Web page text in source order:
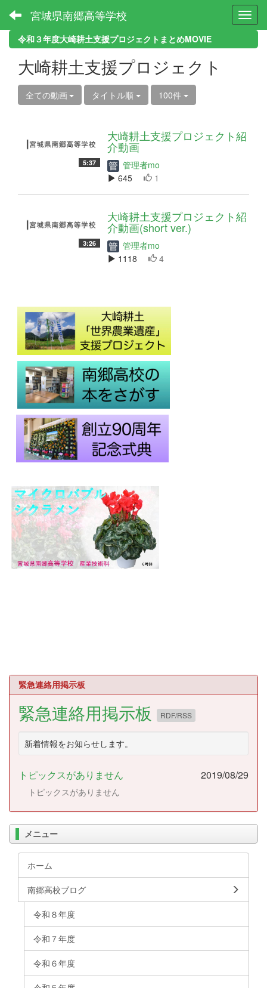
宮城県南郷高等学校
令和３年度大崎耕土支援プロジェクトまとめMOVIE
大崎耕土支援プロジェクト
全ての動画 タイトル順 100件
5:37
大崎耕土支援プロジェクト紹
介動画
管理者mo
645
1
3:26
大崎耕土支援プロジェクト紹
介動画(short ver.)
管理者mo
1118
4
緊急連絡用掲示板
緊急連絡用掲示板 RDF/RSS
新着情報をお知らせします。
トピックスがありません 2019/08/29
トピックスがありません
メニュー
ホーム
南郷高校ブログ
令和８年度
令和７年度
令和６年度